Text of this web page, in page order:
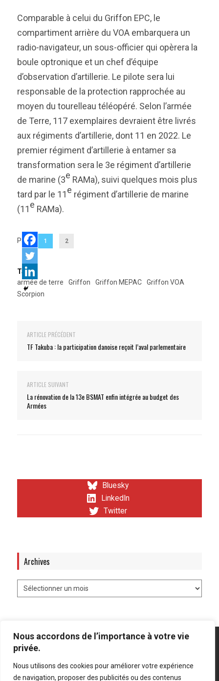
Nous accordons de l’importance à votre vie
privée.
Nous utilisons des cookies pour améliorer votre expérience
de navigation, proposer des publicités ou des contenus
Comparable à celui du Griffon EPC, le
compartiment arrière du VOA embarquera un
radio-navigateur, un sous-officier qui opèrera la
boule optronique et un chef d’équipe
d’observation d’artillerie. Le pilote sera lui
responsable de la protection rapprochée au
moyen du tourelleau téléopéré. Selon l’armée
de Terre, 117 exemplaires devraient être livrés
aux régiments d’artillerie, dont 11 en 2022. Le
premier régiment d’artillerie à entamer sa
transformation sera le 3e régiment d’artillerie
de marine (3e RAMa), suivi quelques mois plus
tard par le 11e régiment d’artillerie de marine
(11e RAMa).
Pages 1 2
Tags:
armée de terre
Griffon Griffon MEPAC
Griffon VOA
Scorpion
ARTICLE PRÉCÉDENT
TF Takuba : la participation danoise reçoit l’aval parlementaire
ARTICLE SUIVANT
La rénovation de la 13e BSMAT enfin intégrée au budget des
Armées
Bluesky
LinkedIn
Twitter
Archives
Mentions légales Politique de confidentialité